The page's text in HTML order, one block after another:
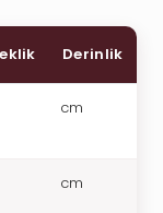
Derinlik
cm
cm